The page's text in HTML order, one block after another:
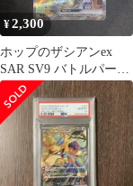
¥2,300
ホップのザシアンex
SAR SV9 バトルパート
ナーズ 128/100